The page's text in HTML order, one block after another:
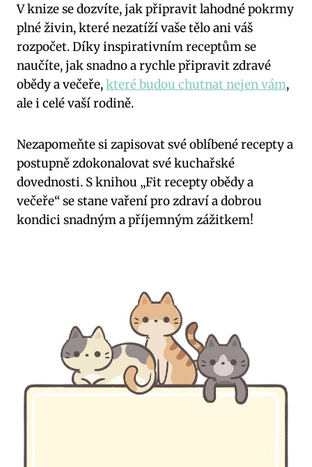
V knize se dozvíte, jak připravit lahodné pokrmy
plné živin, které nezatíží vaše tělo ani váš
rozpočet. Díky inspirativním receptům se
naučíte, jak snadno a rychle připravit zdravé
obědy a večeře,které budou chutnat nejen vám,
ale i celé vaší rodině.
Nezapomeňte si zapisovat své oblíbené recepty a
postupně zdokonalovat své kuchařské
dovednosti. S knihou „Fit recepty obědy a
večeře“ se stane vaření pro zdraví a dobrou
kondici snadným a příjemným zážitkem!